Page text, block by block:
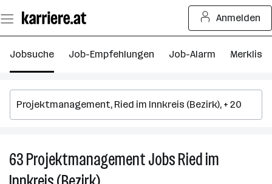
Seiteninhalt
springen
Anmelden
Jobsuche Job-Empfehlungen Job-Alarm Merkliste
63ProjektmanagementJobsRied im